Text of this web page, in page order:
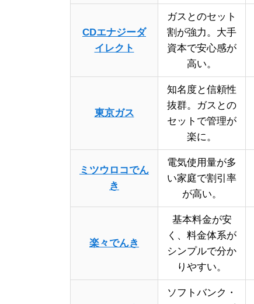
CDエナジーダ
イレクト
ガスとのセット
割が強力。大手
資本で安心感が
高い。
東京ガス
知名度と信頼性
抜群。ガスとの
セットで管理が
楽に。
ミツウロコでん
き
電気使用量が多
い家庭で割引率
が高い。
楽々でんき
基本料金が安
く、料金体系が
シンプルで分か
りやすい。
ソフトバンク・